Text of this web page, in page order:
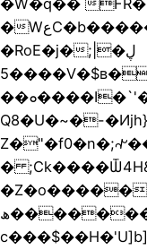
�W�q��
�WعC�b�������fJJ�[����t�ؿ���Ez
�RoE�j�;ڸ�|
���5�V�$в���*�f$��Q$�|
��ܘ����I�`'��W��Oq)�{���յù�v'�j
Q8�U�~�-�Ͷjh}
�
ھ������������[1r[���3?